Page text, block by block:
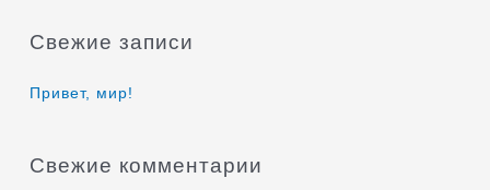
с
Свежие записи
Привет, мир!
Свежие комментарии